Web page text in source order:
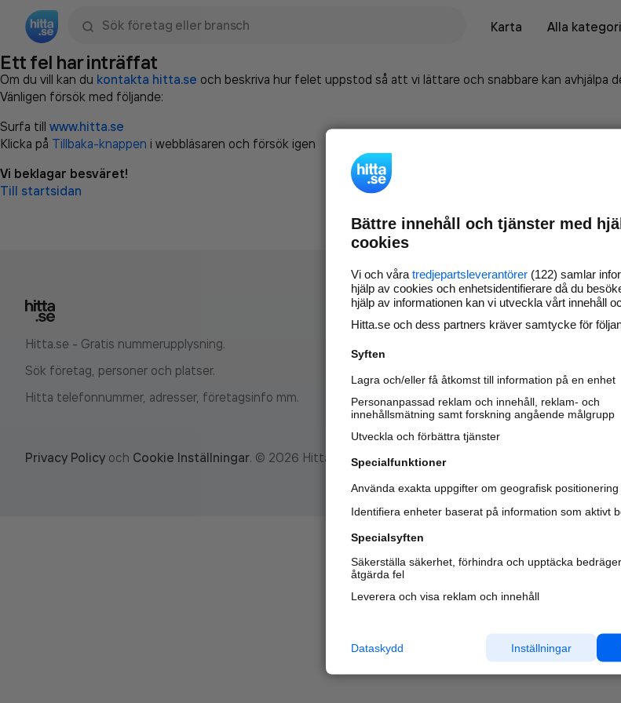
Karta
Alla
Ett fel har inträffat
Om du vill kan du kontakta hitta.se och beskriva hur felet uppstod så att vi lättare och snabbare kan avhjälpa
Vänligen försök med följande:
Surfa till www.hitta.se
Klicka på Tillbaka-knappen i webbläsaren och försök igen
Vi beklagar besväret!
Till startsidan
Hitta.se - Gratis nummerupplysning.
Sök företag, personer och platser.
Hitta telefonnummer, adresser, företagsinfo mm.
Marknadsför
nya kunder och
samarbetspartners nära
Läs mer här
Privacy Policy och Cookie Inställningar. © 2026 Hitta.se
Bättre innehåll och tjänster med
cookies
Vi och våra tredjepartsleverantörer (122) samlar
hjälp av cookies och enhetsidentifierare då du
hjälp av informationen kan vi utveckla vårt innehåll
Hitta.se och dess partners kräver samtycke för
Syften
Lagra och/eller få åtkomst till information på en enhet
Personanpassad reklam och innehåll, reklam- och
innehållsmätning samt forskning angående målgrupp
Utveckla och förbättra tjänster
Specialfunktioner
Använda exakta uppgifter om geografisk positionering
Identifiera enheter baserat på information som aktivt
Specialsyften
Säkerställa säkerhet, förhindra och upptäcka
åtgärda fel
Leverera och visa reklam och innehåll
Inställningar
Dataskydd